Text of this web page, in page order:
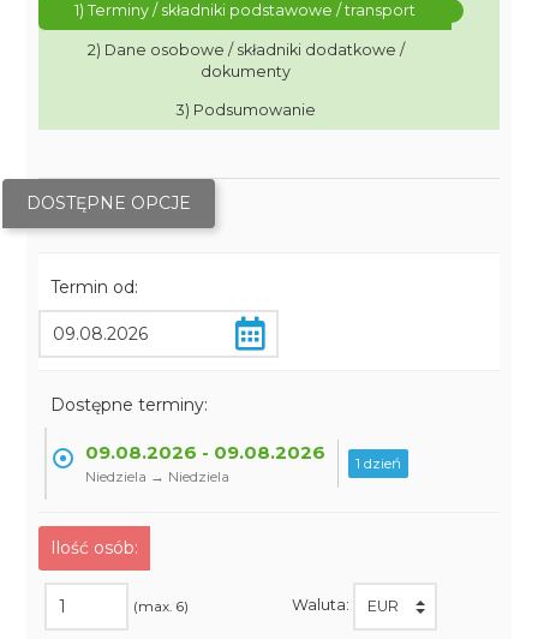
1) Terminy / składniki podstawowe / transport
2) Dane osobowe / składniki dodatkowe /
dokumenty
3) Podsumowanie
DOSTĘPNE OPCJE
Termin od:
Dostępne terminy:
09.08.2026 - 09.08.2026
Niedziela → Niedziela
1 dzień
Ilość osób:
(max. 6) Waluta: